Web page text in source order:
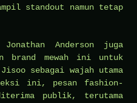
standout namun tetap
Anderson juga
brand mewah ini untuk
sebagai wajah utama
ini, pesan fashion-
publik, terutama